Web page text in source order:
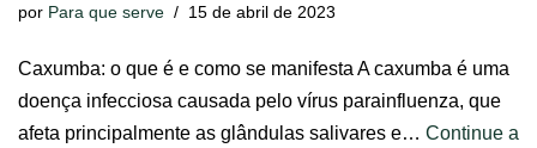
por Para que serve 15 de abril de 2023
Caxumba: o que é e como se manifesta A caxumba é uma
doença infecciosa causada pelo vírus parainfluenza, que
afeta principalmente as glândulas salivares e… Continue a